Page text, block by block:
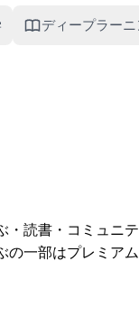
ディープラー
読書・コミュニ
一部はプレミア